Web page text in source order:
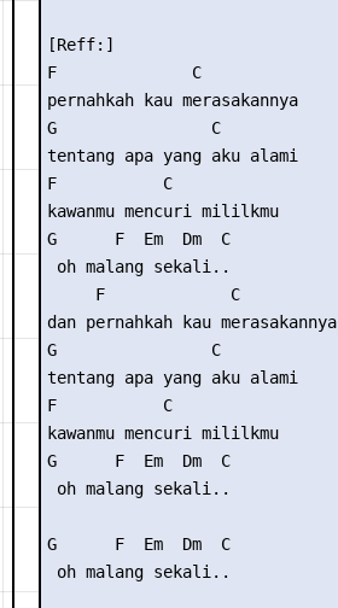
[Reff:]
F              C
pernahkah kau merasakannya
G                C
tentang apa yang aku alami
F           C
kawanmu mencuri mililkmu
G      F  Em  Dm  C
oh malang sekali..
     F             C
dan pernahkah kau merasakannya
G                C
tentang apa yang aku alami
F           C
kawanmu mencuri mililkmu
G      F  Em  Dm  C
oh malang sekali..
G      F  Em  Dm  C
oh malang sekali..